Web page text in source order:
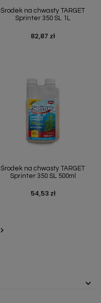
Środek na chwasty TARGET
Sprinter 350 SL 1L
Cena
82,87 zł
Środek na chwasty TARGET
Sprinter 350 SL 500ml
Cena
54,53 zł
Następny
